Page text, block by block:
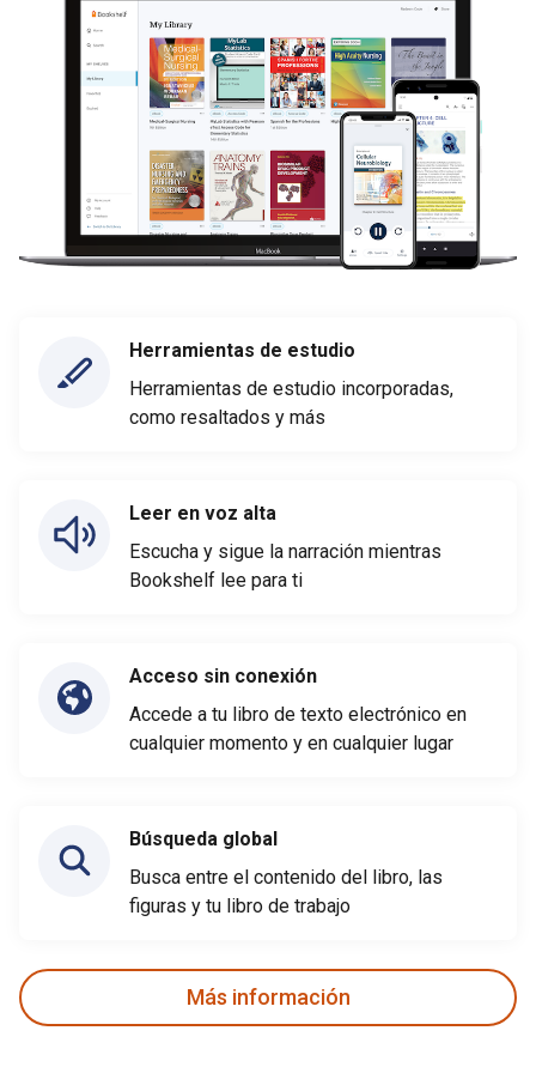
Herramientas de estudio
Herramientas de estudio incorporadas,
como resaltados y más
Leer en voz alta
Escucha y sigue la narración mientras
Bookshelf lee para ti
Acceso sin conexión
Accede a tu libro de texto electrónico en
cualquier momento y en cualquier lugar
Búsqueda global
Busca entre el contenido del libro, las
figuras y tu libro de trabajo
Más información